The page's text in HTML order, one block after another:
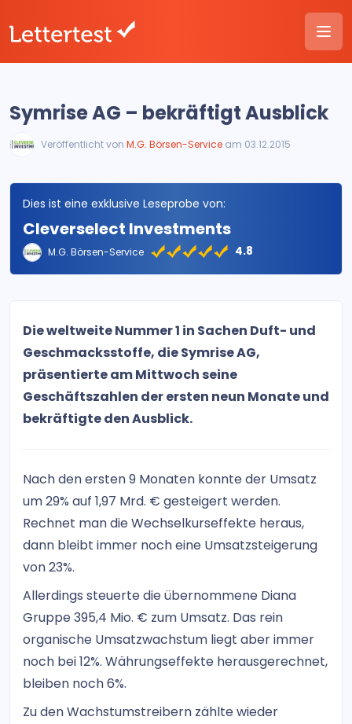
Symrise AG – bekräftigt Ausblick
Veröffentlicht von M.G. Börsen-Service am 03.12.2015
Dies ist eine exklusive Leseprobe von:
Cleverselect Investments
M.G. Börsen-Service 4.8
Die weltweite Nummer 1 in Sachen Duft- und
Geschmacksstoffe, die Symrise AG,
präsentierte am Mittwoch seine
Geschäftszahlen der ersten neun Monate und
bekräftigte den Ausblick.
Nach den ersten 9 Monaten konnte der Umsatz
um 29% auf 1,97 Mrd. € gesteigert werden.
Rechnet man die Wechselkurseffekte heraus,
dann bleibt immer noch eine Umsatzsteigerung
von 23%.
Allerdings steuerte die übernommene Diana
Gruppe 395,4 Mio. € zum Umsatz. Das rein
organische Umsatzwachstum liegt aber immer
noch bei 12%. Währungseffekte herausgerechnet,
bleiben noch 6%.
Zu den Wachstumstreibern zählte wieder